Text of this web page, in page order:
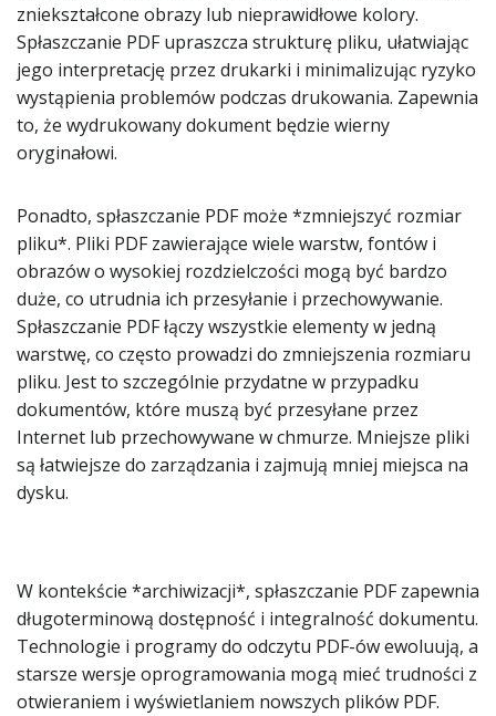
zniekształcone obrazy lub nieprawidłowe kolory.
Spłaszczanie PDF upraszcza strukturę pliku, ułatwiając
jego interpretację przez drukarki i minimalizując ryzyko
wystąpienia problemów podczas drukowania. Zapewnia
to, że wydrukowany dokument będzie wierny
oryginałowi.
Ponadto, spłaszczanie PDF może *zmniejszyć rozmiar
pliku*. Pliki PDF zawierające wiele warstw, fontów i
obrazów o wysokiej rozdzielczości mogą być bardzo
duże, co utrudnia ich przesyłanie i przechowywanie.
Spłaszczanie PDF łączy wszystkie elementy w jedną
warstwę, co często prowadzi do zmniejszenia rozmiaru
pliku. Jest to szczególnie przydatne w przypadku
dokumentów, które muszą być przesyłane przez
Internet lub przechowywane w chmurze. Mniejsze pliki
są łatwiejsze do zarządzania i zajmują mniej miejsca na
dysku.
W kontekście *archiwizacji*, spłaszczanie PDF zapewnia
długoterminową dostępność i integralność dokumentu.
Technologie i programy do odczytu PDF-ów ewoluują, a
starsze wersje oprogramowania mogą mieć trudności z
otwieraniem i wyświetlaniem nowszych plików PDF.